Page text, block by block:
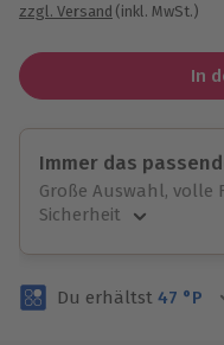
zzgl. Versand (inkl. MwSt.)
In
Immer das
Große Auswahl, volle
Sicherheit
Volle Flexibilität
Du erhältst 47 °P